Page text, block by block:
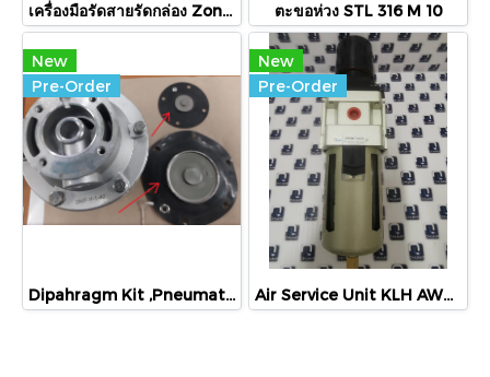
เครื่องมือรัดสายรัดกล่อง Zonesun ZS 13-19mm ตะขอห่วง STL 316 M 10
New
Pre-Order
Dipahragm Kit ,Pneumatic Valve, Solenoid Valve, Valve, DMF-Y-40DC24V
New
Pre-Order
Air Service Unit KLH AW4000-04